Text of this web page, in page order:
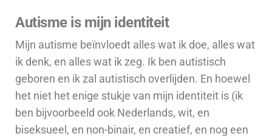
Autisme is mijn identiteit
Mijn autisme beïnvloedt alles wat ik doe, alles wat
ik denk, en alles wat ik zeg. Ik ben autistisch
geboren en ik zal autistisch overlijden. En hoewel
het niet het enige stukje van mijn identiteit is (ik
ben bijvoorbeeld ook Nederlands, wit, en
biseksueel, en non-binair, en creatief, en nog een